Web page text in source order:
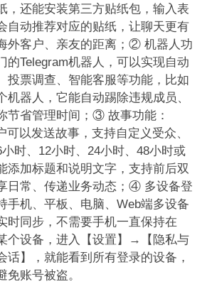
，还能安装第三方贴纸包，输入表
自动推荐对应的贴纸，让聊天更有
外客户、亲友的距离；② 机器人功
的Telegram机器人，可以实现自动
投票调查、智能客服等功能，比如
机器人，它能自动踢除违规成员、
节省管理时间；③ 故事功能：
可以发送故事，支持自定义受众、
时、12小时、24小时、48小时或
添加标题和说明文字，支持前后双
日常、传递业务动态；④ 多设备登
手机、平板、电脑、Web端多设备
时同步，不需要手机一直保持在
个设备，进入【设置】→【隐私与
】，就能看到所有登录的设备，
免账号被盗。